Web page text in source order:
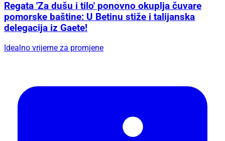
Regata 'Za dušu i tilo' ponovno okuplja čuvare
pomorske baštine: U Betinu stiže i talijanska
delegacija iz Gaete!
Idealno vrijeme za promjene